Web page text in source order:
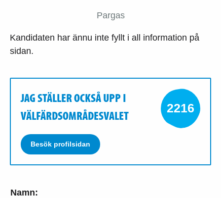
Namn:
Pargas
Kandidaten har ännu inte fyllt i all information på
sidan.
JAG STÄLLER OCKSÅ UPP I
VÄLFÄRDSOMRÅDESVALET
Besök profilsidan
2216